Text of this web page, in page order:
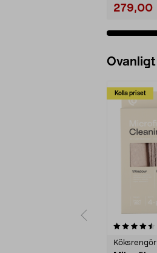
279,00
Kolla priset